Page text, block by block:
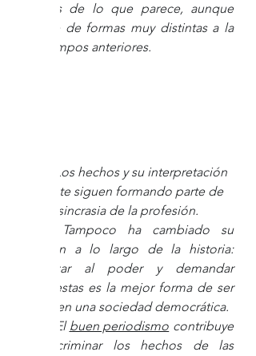
menos de lo que parece, aunque
circule de formas muy distintas a la
de tiempos anteriores.
Los hechos y su interpretación
solvente siguen formando parte de
la idiosincrasia de la profesión.
Tampoco ha cambiado su
función a lo largo de la historia:
fiscalizar al poder y demandar
respuestas es la mejor forma de ser
libres en una sociedad democrática.
El buen periodismo contribuye
a discriminar los hechos de las